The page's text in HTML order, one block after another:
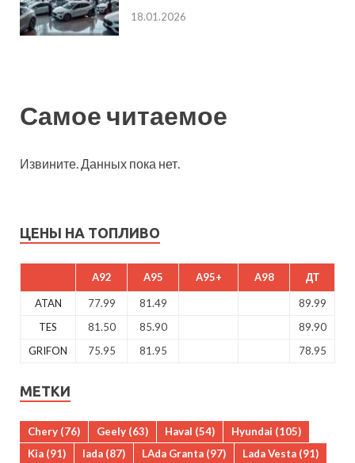
18.01.2026
Самое читаемое
Извините. Данных пока нет.
ЦЕНЫ НА ТОПЛИВО
A92 A95 A95+ A98 ДТ
ATAN 77.99 81.49
89.99
TES
81.50 85.90
89.90
GRIFON
75.95 81.95 78.95
МЕТКИ
Chery (76) Geely (63) Haval (54) Hyundai (105)
Kia (91) lada (87) LAda Granta (97) Lada Vesta (91)